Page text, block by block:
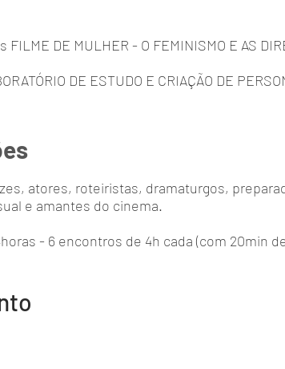
FILME DE MULHER - O FEMINISMO E AS
DE ESTUDO E CRIAÇÃO DE
atores, roteiristas, dramaturgos,
e amantes do cinema.
- 6 encontros de 4h cada (com 20min